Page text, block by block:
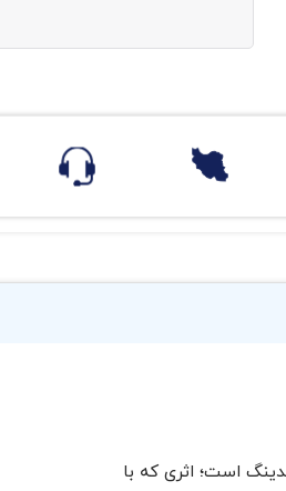
است؛ اثری که با